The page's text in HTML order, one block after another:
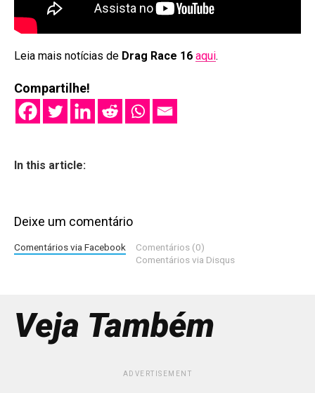
Leia mais notícias de Drag Race 16 aqui.
Compartilhe!
In this article:
Deixe um comentário
Comentários via Facebook
Comentários (0)
Comentários via Disqus
Veja Também
ADVERTISEMENT